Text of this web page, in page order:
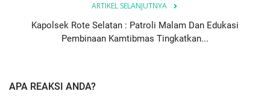
ARTIKEL SELANJUTNYA
Kapolsek Rote Selatan : Patroli Malam Dan Edukasi
Pembinaan Kamtibmas Tingkatkan...
APA REAKSI ANDA?